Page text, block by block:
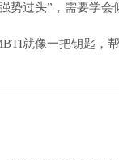
势过头”，需要学会
就像一把钥匙，